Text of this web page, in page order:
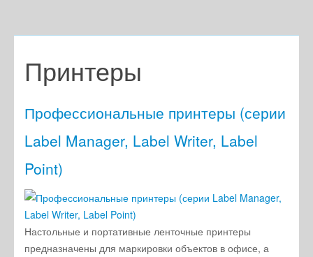
Оплата и доставка
Скачать каталог DYMO
Инструкции
Полезная информация
Принтеры
Профессиональные принтеры (серии
Label Manager, Label Writer, Label
Point)
Настольные и портативные ленточные принтеры
предназначены для маркировки объектов в офисе, а